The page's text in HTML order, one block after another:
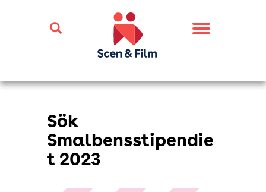
Toggle
Sök
Smalbensstipendie
t 2023